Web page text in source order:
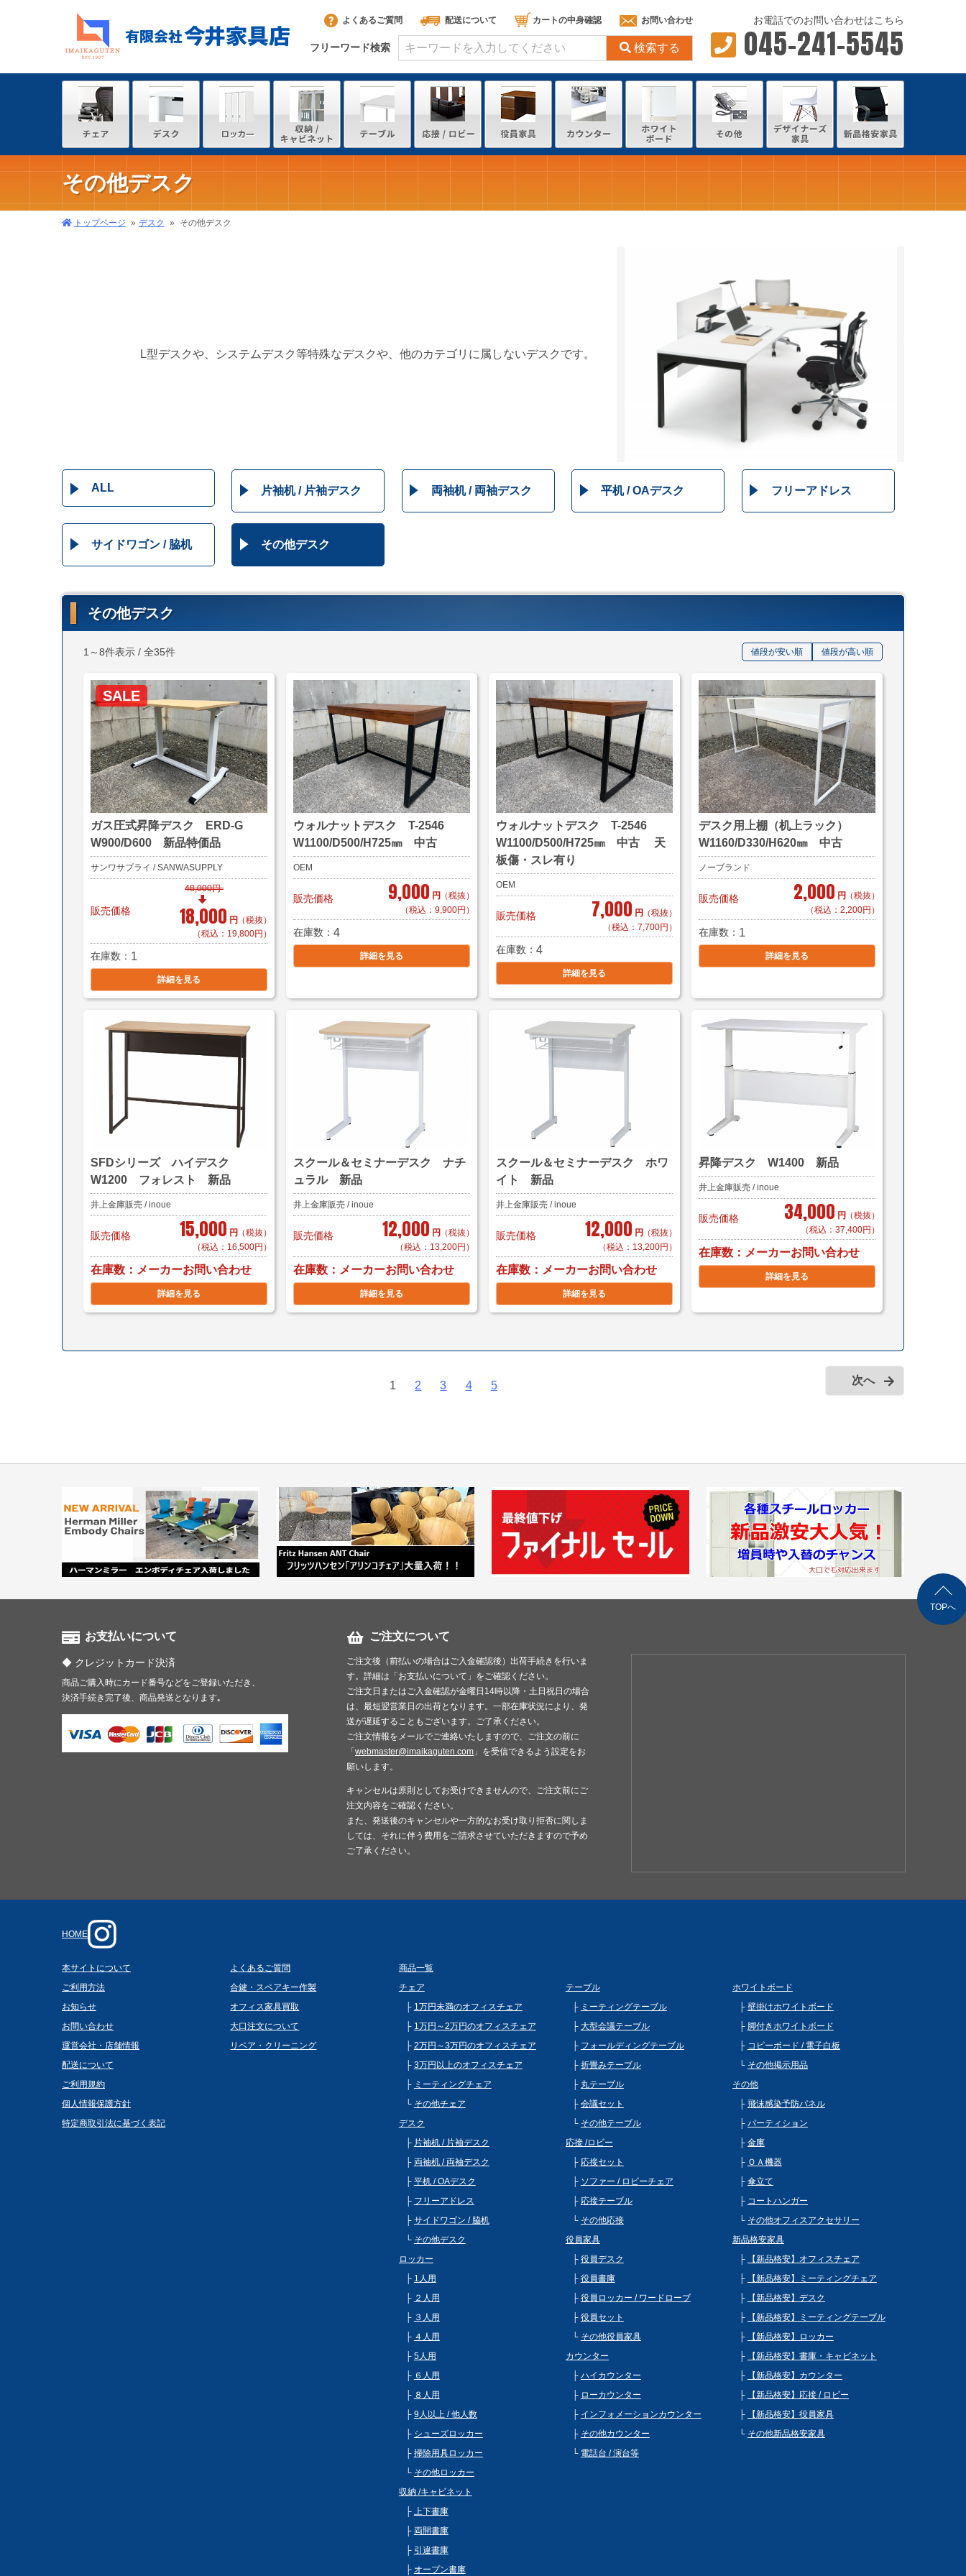
よくあるご質問 配送について カートの中身確認 お問い合わせ
フリーワード検索 検索する
お電話でのお問い合わせはこちら
045-241-5545
その他デスク
トップページ デスク その他デスク
L型デスクや、システムデスク等特殊なデスクや、他のカテゴリに属しないデスクです。
ALL 片袖机 / 片袖デスク 両袖机 / 両袖デスク 平机 / OAデスク フリーアドレス
サイドワゴン / 脇机 その他デスク
その他デスク
1～8件表示 / 全35件 値段が安い順 値段が高い順
SALE
ガス圧式昇降デスク ERD-G
W900/D600 新品特価品
サンワサプライ / SANWASUPPLY
販売価格
48,000円
18,000 円 （税抜）
（税込：19,800円）
在庫数 1
詳細を見る
ウォルナットデスク T-2546
W1100/D500/H725㎜ 中古
OEM
販売価格 9,000 円 （税抜）
（税込：9,900円）
在庫数 4
詳細を見る
ウォルナットデスク T-2546
W1100/D500/H725㎜ 中古 天
板傷・スレ有り
OEM
販売価格 7,000 円 （税抜）
（税込：7,700円）
在庫数 4
詳細を見る
デスク用上棚（机上ラック）
W1160/D330/H620㎜ 中古
ノーブランド
販売価格 2,000 円 （税抜）
（税込：2,200円）
在庫数 1
詳細を見る
SFDシリーズ ハイデスク
W1200 フォレスト 新品
井上金庫販売 / inoue
販売価格 15,000 円 （税抜）
（税込：16,500円）
在庫数 メーカーお問い合わせ
詳細を見る
スクール＆セミナーデスク ナチ
ュラル 新品
井上金庫販売 / inoue
販売価格 12,000 円 （税抜）
（税込：13,200円）
在庫数 メーカーお問い合わせ
詳細を見る
スクール＆セミナーデスク ホワ
イト 新品
井上金庫販売 / inoue
販売価格 12,000 円 （税抜）
（税込：13,200円）
在庫数 メーカーお問い合わせ
詳細を見る
昇降デスク W1400 新品
井上金庫販売 / inoue
販売価格 34,000 円 （税抜）
（税込：37,400円）
在庫数 メーカーお問い合わせ
詳細を見る
1 2 3 4 5 次へ
お支払いについて
クレジットカード決済
商品ご購入時にカード番号などをご登録いただき、
決済手続き完了後、商品発送となります｡
ご注文について
ご注文後（前払いの場合はご入金確認後）出荷手続きを行いま
す。詳細は「お支払いについて」をご確認ください。
ご注文日またはご入金確認が金曜日14時以降・土日祝日の場合
は、最短翌営業日の出荷となります。一部在庫状況により、発
送が遅延することもございます。ご了承ください。
ご注文情報をメールでご連絡いたしますので、ご注文の前に
「webmaster@imaikaguten.com 」を受信できるよう設定をお
願いします。
キャンセルは原則としてお受けできませんので、ご注文前にご
注文内容をご確認ください。
また、発送後のキャンセルや一方的なお受け取り拒否に関しま
しては、それに伴う費用をご請求させていただきますので予め
ご了承ください。
HOME
本サイトについて
ご利用方法
お知らせ
お問い合わせ
運営会社・店舗情報
配送について
ご利用規約
個人情報保護方針
特定商取引法に基づく表記
よくあるご質問
合鍵・スペアキー作製
オフィス家具買取
大口注文について
リペア・クリーニング
商品一覧
チェア
1万円未満のオフィスチェア
1万円～2万円のオフィスチェア
2万円～3万円のオフィスチェア
3万円以上のオフィスチェア
ミーティングチェア
その他チェア
デスク
片袖机 / 片袖デスク
両袖机 / 両袖デスク
平机 / OAデスク
フリーアドレス
サイドワゴン / 脇机
その他デスク
ロッカー
1人用
２人用
３人用
４人用
5人用
６人用
８人用
9人以上 / 他人数
シューズロッカー
掃除用具ロッカー
その他ロッカー
収納 /キャビネット
上下書庫
両開書庫
引違書庫
オープン書庫
テーブル
ミーティングテーブル
大型会議テーブル
フォールディングテーブル
折畳みテーブル
丸テーブル
会議セット
その他テーブル
応接 /ロビー
応接セット
ソファー / ロビーチェア
応接テーブル
その他応接
役員家具
役員デスク
役員書庫
役員ロッカー / ワードローブ
役員セット
その他役員家具
カウンター
ハイカウンター
ローカウンター
インフォメーションカウンター
その他カウンター
電話台 / 演台等
ホワイトボード
壁掛けホワイトボード
脚付きホワイトボード
コピーボード / 電子白板
その他掲示用品
その他
飛沫感染予防パネル
パーティション
金庫
ＯＡ機器
傘立て
コートハンガー
その他オフィスアクセサリー
新品格安家具
【新品格安】オフィスチェア
【新品格安】ミーティングチェア
【新品格安】デスク
【新品格安】ミーティングテーブル
【新品格安】ロッカー
【新品格安】書庫・キャビネット
【新品格安】カウンター
【新品格安】応接 / ロビー
【新品格安】役員家具
その他新品格安家具
TOPへ